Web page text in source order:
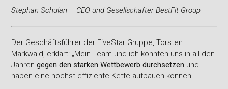
Stephan Schulan – CEO und Gesellschafter BestFit Group
Der Geschäftsführer der FiveStar Gruppe, Torsten
Markwald, erklärt: „Mein Team und ich konnten uns in all den
Jahrengegen den starken Wettbewerb durchsetzen und
haben eine höchst effiziente Kette aufbauen können.